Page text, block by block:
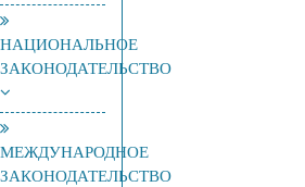
НАЦИОНАЛЬНОЕ
ЗАКОНОДАТЕЛЬСТВО
МЕЖДУНАРОДНОЕ
ЗАКОНОДАТЕЛЬСТВО